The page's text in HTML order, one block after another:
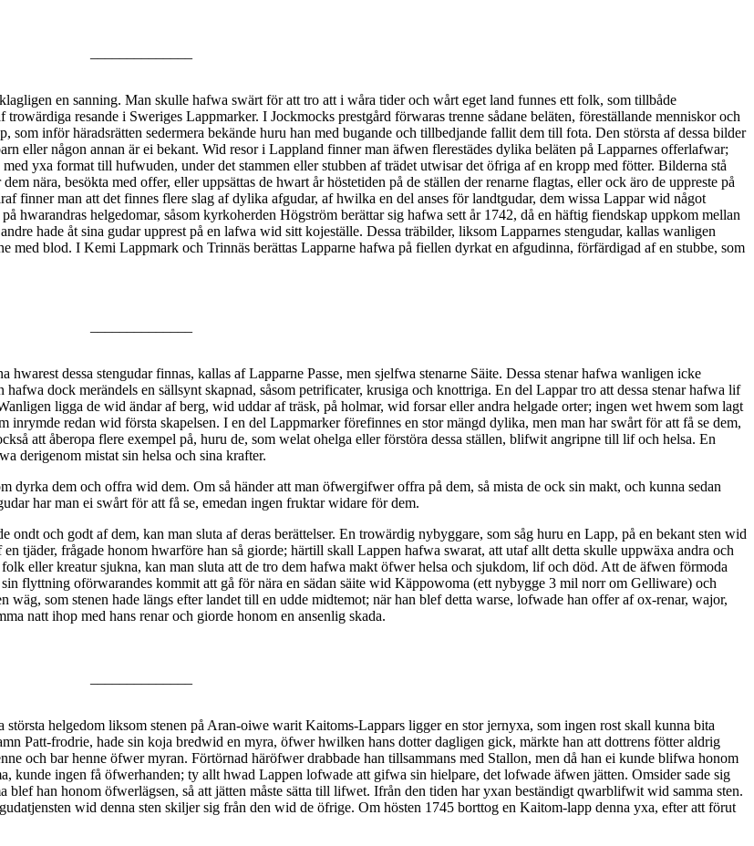
en sanning. Man skulle hafwa swärt för att tro att i wåra tider och wårt eget land funnes ett folk, som tillbåde
resande i Sweriges Lappmarker. I Jockmocks prestgård förwaras trenne sådane beläten, föreställande menniskor och
inför häradsrätten sedermera bekände huru han med bugande och tillbedjande fallit dem till fota. Den största af dessa bilder
eller någon annan är ei bekant. Wid resor i Lappland finner man äfwen flerestädes dylika beläten på Lapparnes offerlafwar;
yxa format till hufwuden, under det stammen eller stubben af trädet utwisar det öfriga af en kropp med fötter. Bilderna stå
nära, besökta med offer, eller uppsättas de hwart år höstetiden på de ställen der renarne flagtas, eller ock äro de uppreste på
finner man att det finnes flere slag af dylika afgudar, af hwilka en del anses för landtgudar, dem wissa Lappar wid något
hwarandras helgedomar, såsom kyrkoherden Högström berättar sig hafwa sett år 1742, då en häftig fiendskap uppkom mellan
hade åt sina gudar upprest på en lafwa wid sitt kojeställe. Dessa träbilder, liksom Lapparnes stengudar, kallas wanligen
med blod. I Kemi Lappmark och Trinnäs berättas Lapparne hafwa på fiellen dyrkat en afgudinna, förfärdigad af en stubbe, som
dessa stengudar finnas, kallas af Lapparne Passe, men sjelfwa stenarne Säite. Dessa stenar hafwa wanligen icke
dock merändels en sällsynt skapnad, såsom petrificater, krusiga och knottriga. En del Lappar tro att dessa stenar hafwa lif
ligga de wid ändar af berg, wid uddar af träsk, på holmar, wid forsar eller andra helgade orter; ingen wet hwem som lagt
redan wid första skapelsen. I en del Lappmarker förefinnes en stor mängd dylika, men man har swårt för att få se dem,
att åberopa flere exempel på, huru de, som welat ohelga eller förstöra dessa ställen, blifwit angripne till lif och helsa. En
derigenom mistat sin helsa och sina krafter.
dyrka dem och offra wid dem. Om så händer att man öfwergifwer offra på dem, så mista de ock sin makt, och kunna sedan
har man ei swårt för att få se, emedan ingen fruktar widare för dem.
ondt och godt af dem, kan man sluta af deras berättelser. En trowärdig nybyggare, som såg huru en Lapp, på en bekant sten wid
tjäder, frågade honom hwarföre han så giorde; härtill skall Lappen hafwa swarat, att utaf allt detta skulle uppwäxa andra och
eller kreatur sjukna, kan man sluta att de tro dem hafwa makt öfwer helsa och sjukdom, lif och död. Att de äfwen förmoda
flyttning oförwarandes kommit att gå för nära en sädan säite wid Käppowoma (ett nybygge 3 mil norr om Gelliware) och
som stenen hade längs efter landet till en udde midtemot; när han blef detta warse, lofwade han offer af ox-renar, wajor,
natt ihop med hans renar och giorde honom en ansenlig skada.
helgedom liksom stenen på Aran-oiwe warit Kaitoms-Lappars ligger en stor jernyxa, som ingen rost skall kunna bita
Patt-frodrie, hade sin koja bredwid en myra, öfwer hwilken hans dotter dagligen gick, märkte han att dottrens fötter aldrig
och bar henne öfwer myran. Förtörnad häröfwer drabbade han tillsammans med Stallon, men då han ei kunde blifwa honom
kunde ingen få öfwerhanden; ty allt hwad Lappen lofwade att gifwa sin hielpare, det lofwade äfwen jätten. Omsider sade sig
han honom öfwerlägsen, så att jätten måste sätta till lifwet. Ifrån den tiden har yxan beständigt qwarblifwit wid samma sten.
wid denna sten skiljer sig från den wid de öfrige. Om hösten 1745 borttog en Kaitom-lapp denna yxa, efter att förut